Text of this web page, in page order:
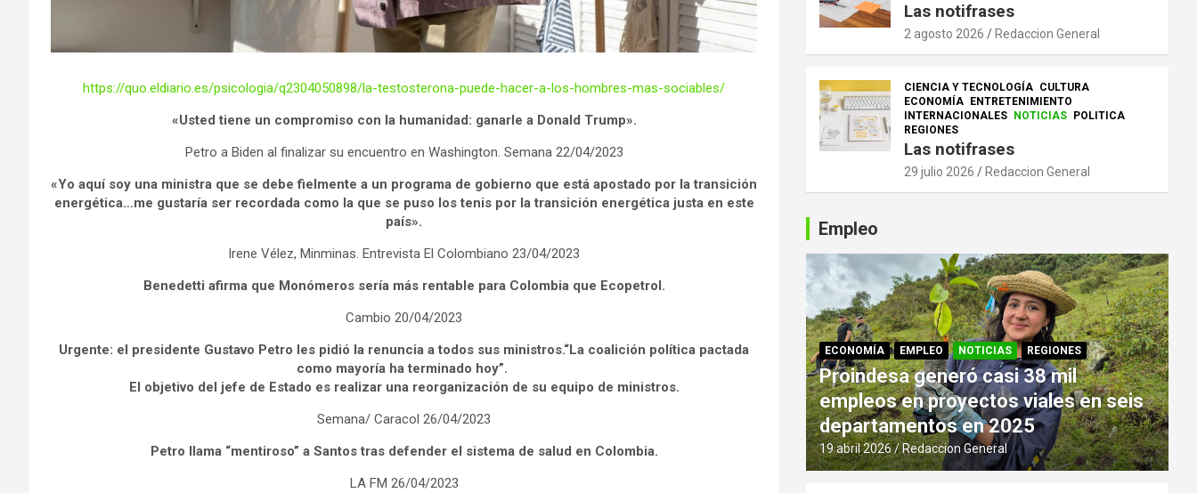
https://quo.eldiario.es/psicologia/q2304050898/la-testosterona-puede-hacer-a-los-hombres-mas-sociables/
«Usted tiene un compromiso con la humanidad: ganarle a Donald Trump».
Petro a Biden al finalizar su encuentro en Washington. Semana 22/04/2023
«Yo aquí soy una ministra que se debe fielmente a un programa de gobierno que está apostado por la transición
energética…me gustaría ser recordada como la que se puso los tenis por la transición energética justa en este
país».
Irene Vélez, Minminas. Entrevista El Colombiano 23/04/2023
Benedetti afirma que Monómeros sería más rentable para Colombia que Ecopetrol.
Cambio 20/04/2023
Urgente: el presidente Gustavo Petro les pidió la renuncia a todos sus ministros.“La coalición política pactada
como mayoría ha terminado hoy”.
El objetivo del jefe de Estado es realizar una reorganización de su equipo de ministros.
Semana/ Caracol 26/04/2023
Petro llama “mentiroso” a Santos tras defender el sistema de salud en Colombia.
LA FM 26/04/2023
Las notifrases
2 agosto 2026 Redaccion General
CIENCIA Y TECNOLOGÍA CULTURA
ECONOMÍA
ENTRETENIMIENTO
INTERNACIONALES
NOTICIAS
POLITICA
REGIONES
Las notifrases
29 julio 2026 Redaccion General
Empleo
ECONOMÍA EMPLEO NOTICIAS REGIONES
Proindesa generó casi 38 mil
empleos en proyectos viales en seis
departamentos en 2025
19 abril 2026 Redaccion General